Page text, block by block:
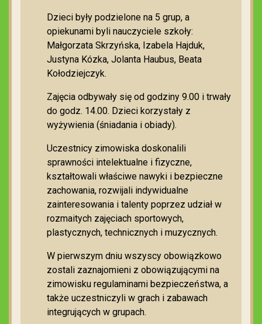
Dzieci były podzielone na 5 grup, a
opiekunami byli nauczyciele szkoły:
Małgorzata Skrzyńska, Izabela Hajduk,
Justyna Kózka, Jolanta Haubus, Beata
Kołodziejczyk.
Zajęcia odbywały się od godziny 9.00 i trwały
do godz. 14.00. Dzieci korzystały z
wyżywienia (śniadania i obiady).
Uczestnicy zimowiska doskonalili
sprawności intelektualne i fizyczne,
kształtowali właściwe nawyki i bezpieczne
zachowania, rozwijali indywidualne
zainteresowania i talenty poprzez udział w
rozmaitych zajęciach sportowych,
plastycznych, technicznych i muzycznych.
W pierwszym dniu wszyscy obowiązkowo
zostali zaznajomieni z obowiązującymi na
zimowisku regulaminami bezpieczeństwa, a
także uczestniczyli w grach i zabawach
integrujących w grupach.